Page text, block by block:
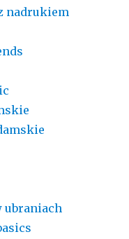
nadrukiem
ubraniach